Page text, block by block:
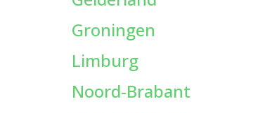
Groningen
Limburg
Noord-Brabant